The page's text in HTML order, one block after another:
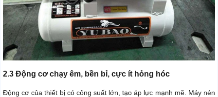
2.3 Động cơ chạy êm, bền bỉ, cực ít hỏng hóc
Động cơ của thiết bị có công suất lớn, tạo áp lực mạnh mẽ. Máy nén